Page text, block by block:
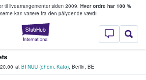
til livearrangementer siden 2009. Hver ordre har 100 %
kan variere fra den pålydende værdi.
StubHub - Hvor
billetter
20.00 at BI NUU (ehem. Kato), Berlin, BE